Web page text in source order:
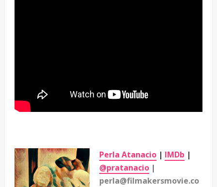
Perla Atanacio | IMDb |
@pratanacio |
perla@filmakersmovie.co